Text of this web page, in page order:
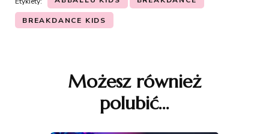
BREAKDANCE KIDS
Możesz również
polubić…